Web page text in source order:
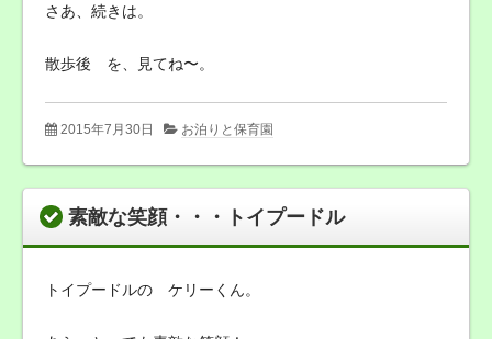
さあ、続きは。
散歩後 を、見てね〜。
2015年7月30日 お泊りと保育園
素敵な笑顔・・・トイプードル
トイプードルの ケリーくん。